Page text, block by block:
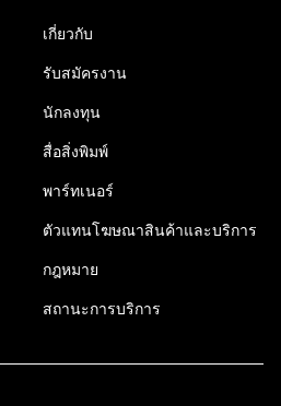
เกี่ยวกับ
รับสมัครงาน
นักลงทุน
สื่อสิ่งพิมพ์
พาร์ทเนอร์
ตัวแทนโฆษณาสินค้าและบริการ
กฎหมาย
สถานะการบริการ